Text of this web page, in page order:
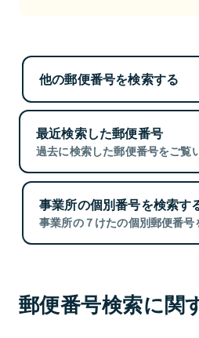
他の郵便番号を検索する
最近検索した郵便番号
過去に検索した郵便番号をご覧
事業所の個別番号を検索す
事業所の７けたの個別郵便番号
郵便番号検索に関